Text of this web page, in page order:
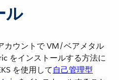
ル
カウントで VM/ベアメタル
をインストールする方法に
を使用して​自己管理型